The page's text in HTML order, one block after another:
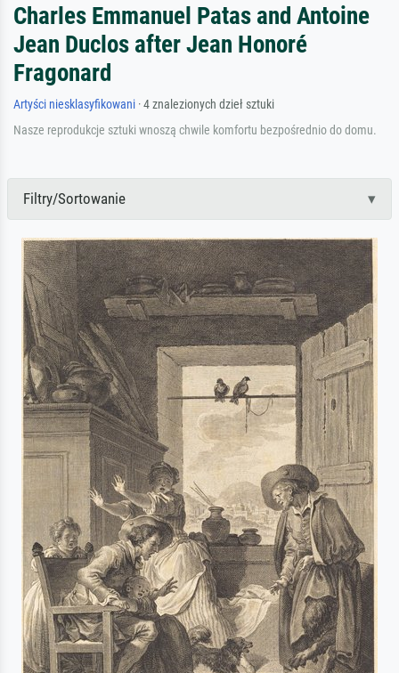
Charles Emmanuel Patas and Antoine
Jean Duclos after Jean Honoré
Fragonard
Artyści niesklasyfikowani · 4 znalezionych dzieł sztuki
Nasze reprodukcje sztuki wnoszą chwile komfortu bezpośrednio do domu.
Filtry/Sortowanie